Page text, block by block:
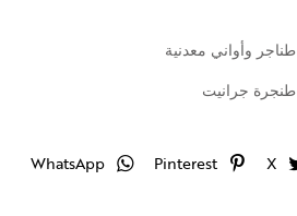
طناجر وأواني معدنية
طنجرة جرانيت
X
Pinterest
WhatsApp